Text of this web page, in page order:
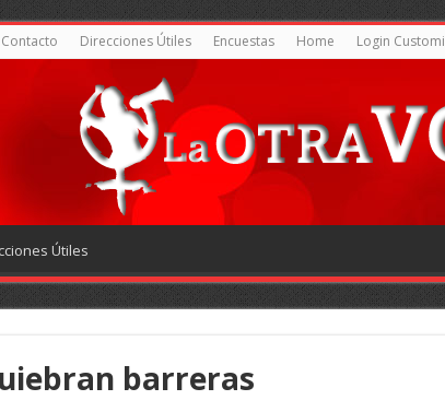
Contacto Direcciones Útiles Encuestas Home Login
Útiles
barreras